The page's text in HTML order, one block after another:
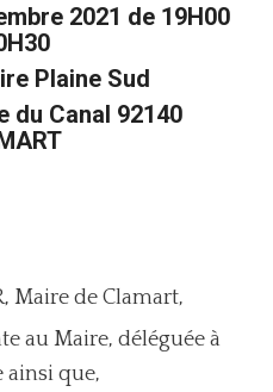
2021 de 19H00
Plaine Sud
du Canal 92140
Maire de Clamart,
au Maire, déléguée à
ainsi que,